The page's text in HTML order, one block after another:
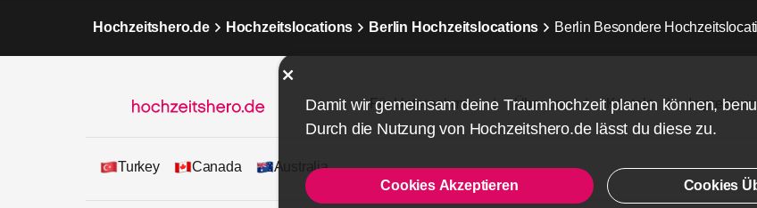
Hochzeitshero.de Hochzeitslocations Berlin Hochzeitslocations Berlin Besondere
Für Unternehmen Über uns Kontakt Impressum
Turkey Canada Australia
Damit wir gemeinsam deine Traumhochzeit planen können,
Durch die Nutzung von Hochzeitshero.de lässt du diese zu.
Cookies Akzeptieren Cookies